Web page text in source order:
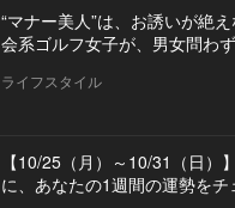
“マナー美人”は、お誘いが絶
会系ゴルフ女子が、男女問わ
ライフスタイル
【10/25（月）～10/31（日）
に、あなたの1週間の運勢をチ